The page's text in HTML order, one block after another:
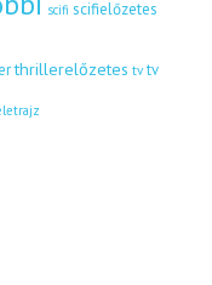
scifi scifielőzetes
thrillerelőzetes tv tv